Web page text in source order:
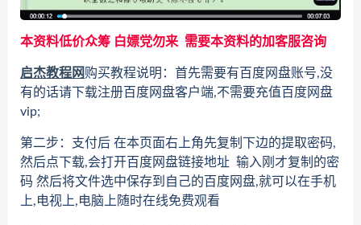
本资料低价众筹 白嫖党勿来 需要本资料的加客服咨询
启杰教程网购买教程说明：首先需要有百度网盘账号,没
有的话请下载注册百度网盘客户端,不需要充值百度网盘
vip;
第二步：支付后 在本页面右上角先复制下边的提取密码,
然后点下载,会打开百度网盘链接地址 输入刚才复制的密
码 然后将文件选中保存到自己的百度网盘,就可以在手机
上,电视上,电脑上随时在线免费观看